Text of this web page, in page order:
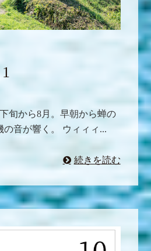
旬から8月。早朝から蝉の
の音が響く。 ウィィィ...
続きを読む